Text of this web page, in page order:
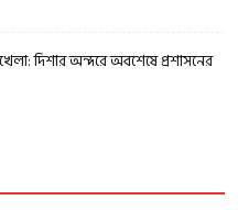
দিশার অন্দরে অবশেষে প্রশাসনের